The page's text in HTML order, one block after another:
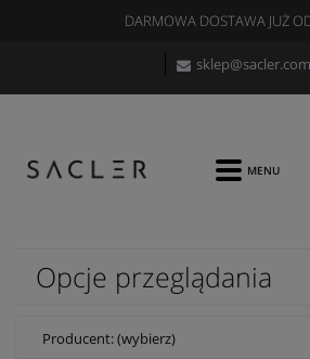
DARMOWA DOSTAWA JUŻ
sklep@sacler.com
Opcje przeglądania
Producent: (wybierz)